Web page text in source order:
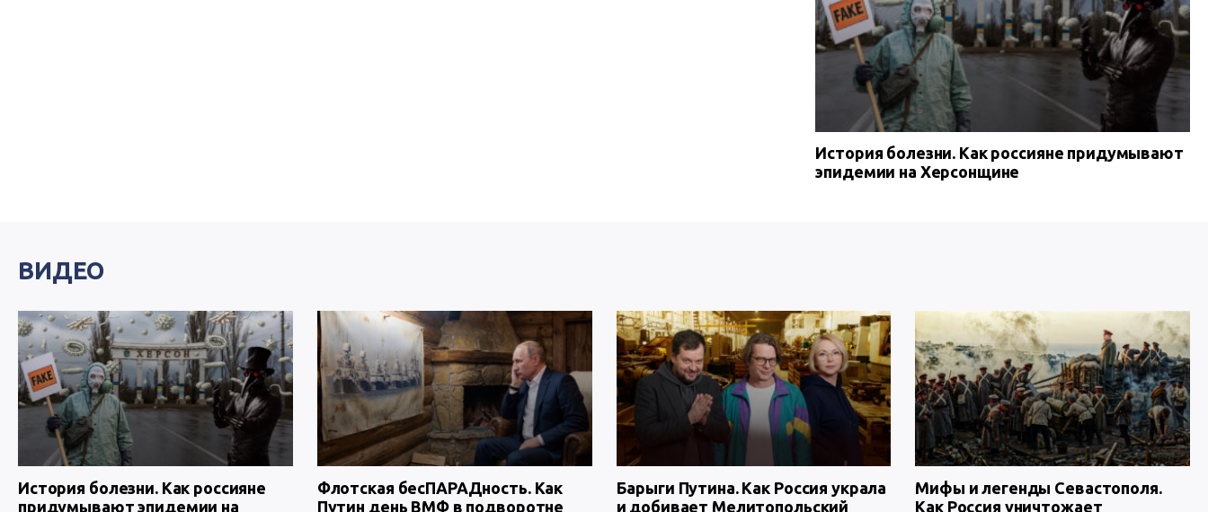
История болезни. Как россияне придумывают
эпидемии на Херсонщине
ВИДЕО
История болезни. Как россияне
придумывают эпидемии на
Флотская бесПАРАДность. Как
Путин день ВМФ в подворотне
Барыги Путина. Как Россия украла
и добивает Мелитопольский
Мифы и легенды Севастополя.
Как Россия уничтожает